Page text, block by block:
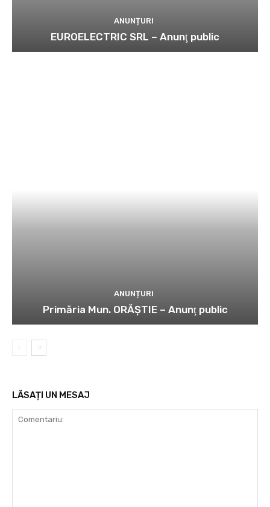
ANUNȚURI
EUROELECTRIC SRL – Anunţ public
ANUNȚURI
Primăria Mun. ORĂȘTIE – Anunţ public
LĂSAȚI UN MESAJ